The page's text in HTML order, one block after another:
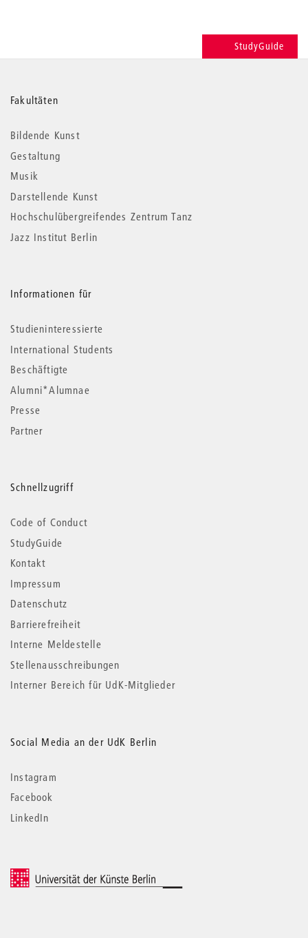
StudyGuide
Weitere
Informationen
Fakultäten
Bildende Kunst
Gestaltung
Musik
Darstellende Kunst
Hochschulübergreifendes Zentrum Tanz
Jazz Institut Berlin
Informationen für
Studieninteressierte
International Students
Beschäftigte
Alumni*Alumnae
Presse
Partner
Schnellzugriff
Code of Conduct
StudyGuide
Kontakt
Impressum
Datenschutz
Barrierefreiheit
Interne Meldestelle
Stellenausschreibungen
Interner Bereich für UdK-Mitglieder
Social Media an der UdK Berlin
Instagram
Facebook
LinkedIn
© 2026 Universität der Künste Berlin